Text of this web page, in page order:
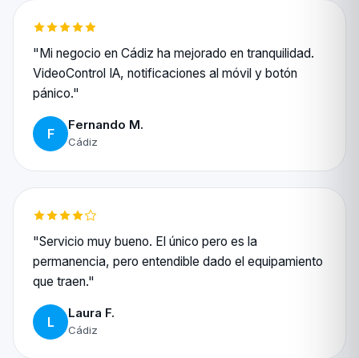
"Mi negocio en Cádiz ha mejorado en tranquilidad.
VideoControl IA, notificaciones al móvil y botón
pánico."
F
Fernando M.
Cádiz
"Servicio muy bueno. El único pero es la
permanencia, pero entendible dado el equipamiento
que traen."
L
Laura F.
Cádiz